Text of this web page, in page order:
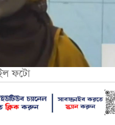
ফটো